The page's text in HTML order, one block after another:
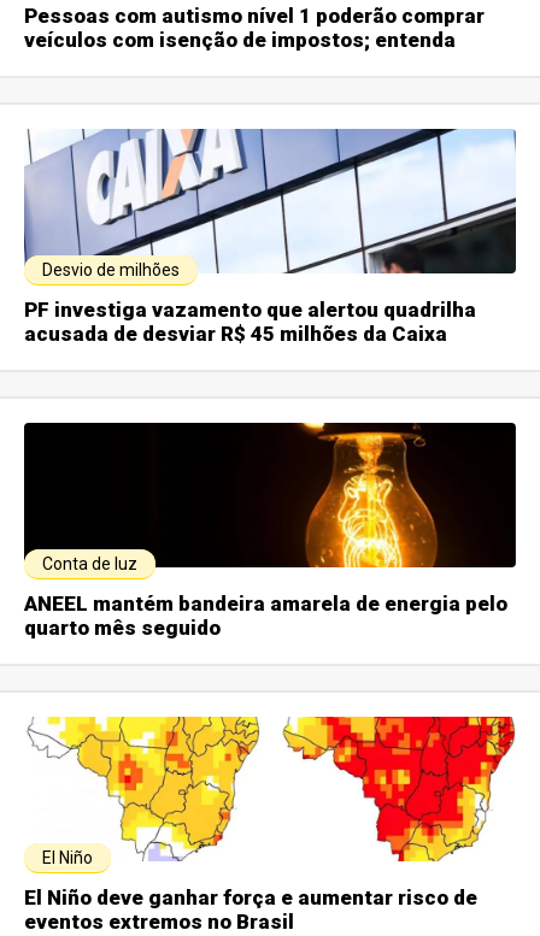
Pessoas com autismo nível 1 poderão comprar
veículos com isenção de impostos; entenda
Desvio de milhões
PF investiga vazamento que alertou quadrilha
acusada de desviar R$ 45 milhões da Caixa
Conta de luz
ANEEL mantém bandeira amarela de energia pelo
quarto mês seguido
El Niño
El Niño deve ganhar força e aumentar risco de
eventos extremos no Brasil